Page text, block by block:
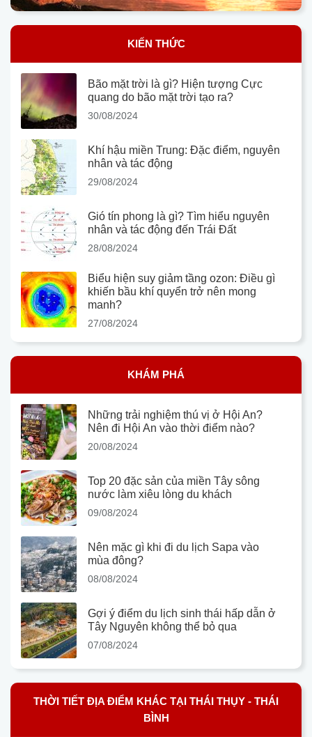
KIẾN THỨC
Bão mặt trời là gì? Hiện tượng Cực
quang do bão mặt trời tạo ra?
30/08/2024
Khí hậu miền Trung: Đặc điểm, nguyên
nhân và tác động
29/08/2024
Gió tín phong là gì? Tìm hiểu nguyên
nhân và tác động đến Trái Đất
28/08/2024
Biểu hiện suy giảm tầng ozon: Điều gì
khiến bầu khí quyển trở nên mong
manh?
27/08/2024
KHÁM PHÁ
Những trải nghiệm thú vị ở Hội An?
Nên đi Hội An vào thời điểm nào?
20/08/2024
Top 20 đặc sản của miền Tây sông
nước làm xiêu lòng du khách
09/08/2024
Nên mặc gì khi đi du lịch Sapa vào
mùa đông?
08/08/2024
Gợi ý điểm du lịch sinh thái hấp dẫn ở
Tây Nguyên không thể bỏ qua
07/08/2024
THỜI TIẾT ĐỊA ĐIỂM KHÁC TẠI THÁI THỤY - THÁI
BÌNH